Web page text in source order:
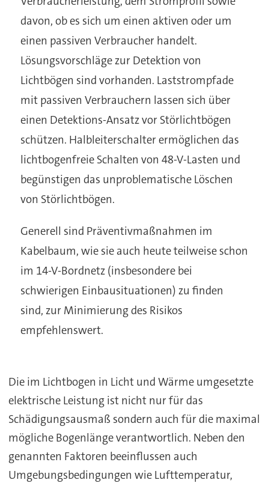
davon, ob es sich um einen aktiven oder um
einen passiven Verbraucher handelt.
Lösungsvorschläge zur Detektion von
Lichtbögen sind vorhanden. Laststrompfade
mit passiven Verbrauchern lassen sich über
einen Detektions-Ansatz vor Störlichtbögen
schützen. Halbleiterschalter ermöglichen das
lichtbogenfreie Schalten von 48-V-Lasten und
begünstigen das unproblematische Löschen
von Störlichtbögen.
Generell sind Präventivmaßnahmen im
Kabelbaum, wie sie auch heute teilweise schon
im 14-V-Bordnetz (insbesondere bei
schwierigen Einbausituationen) zu finden
sind, zur Minimierung des Risikos
empfehlenswert.
Die im Lichtbogen in Licht und Wärme umgesetzte
elektrische Leistung ist nicht nur für das
Schädigungsausmaß sondern auch für die maximal
mögliche Bogenlänge verantwortlich. Neben den
genannten Faktoren beeinflussen auch
Umgebungsbedingungen wie Lufttemperatur,